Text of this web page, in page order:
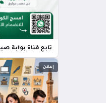
تابع قناة بوابة
إعلان